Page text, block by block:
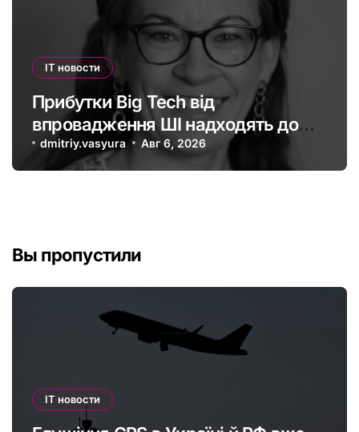
IT новости
Прибутки Big Tech від
впровадження ШІ надходять до
офшорів: як змінити глобальну
податкову систему
dmitriy.vasyura Авг 6, 2026
Вы пропустили
IT новости